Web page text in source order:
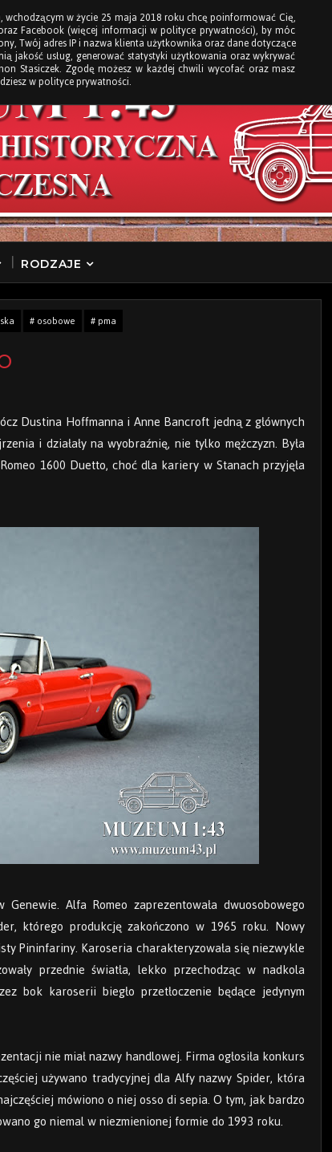
RODZAJE
# osobowe # pma
Dustina Hoffmanna i Anne Bancroft jedną z głównych
i działały na wyobraźnię, nie tylko mężczyzn. Była
1600 Duetto, choć dla kariery w Stanach przyjęła
Alfa Romeo zaprezentowała dwuosobowego
którego produkcję zakończono w 1965 roku. Nowy
Pininfariny. Karoseria charakteryzowała się niezwykle
przednie światła, lekko przechodząc w nadkola
bok karoserii biegło przetłoczenie będące jedynym
nie miał nazwy handlowej. Firma ogłosiła konkurs
używano tradycyjnej dla Alfy nazwy Spider, która
mówiono o niej osso di sepia. O tym, jak bardzo
go niemal w niezmienionej formie do 1993 roku.
w życie 25 maja 2018 roku chcę poinformować Cię,
Facebook (więcej informacji w polityce prywatności), by móc
Twój adres IP i nazwa klienta użytkownika oraz dane dotyczące
jakość usług, generować statystyki użytkowania oraz wykrywać
Stasiczek. Zgodę możesz w każdej chwili wycofać oraz masz
w polityce prywatności.